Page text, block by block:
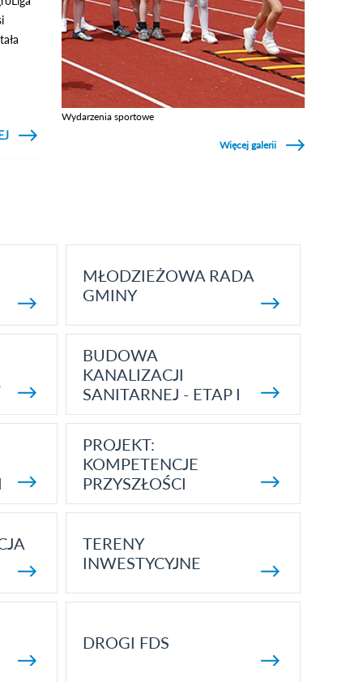
ABY
Wydarzenia sportowe
Więcej galerii
MŁODZIEŻOWA RADA
GMINY
BUDOWA
KANALIZACJI
SANITARNEJ - ETAP I
PROJEKT:
KOMPETENCJE
PRZYSZŁOŚCI
TERENY
INWESTYCYJNE
DROGI FDS